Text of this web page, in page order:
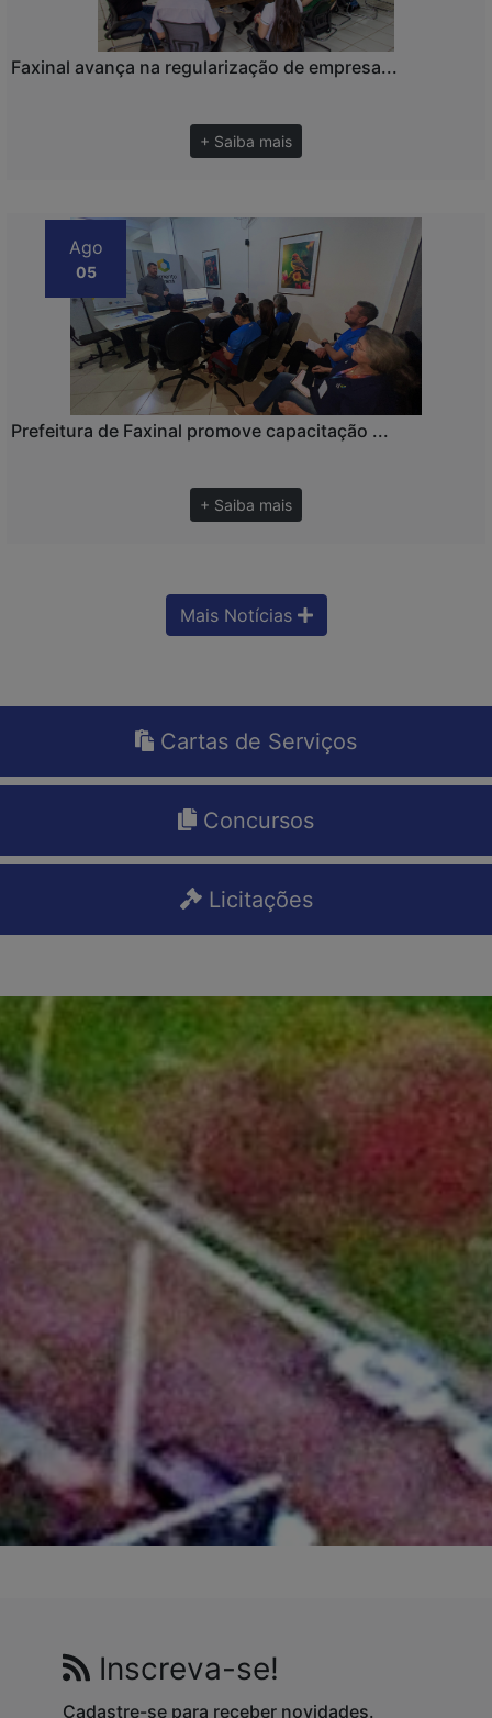
Faxinal avança na regularização de empresa...
+ Saiba mais
Ago
05
Prefeitura de Faxinal promove capacitação ...
+ Saiba mais
Mais Notícias
Cartas de Serviços
Concursos
Licitações
Inscreva-se!
Cadastre-se para receber novidades.